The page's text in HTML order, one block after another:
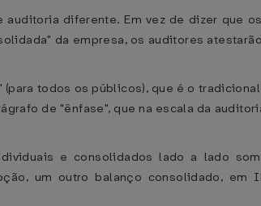
diferente. Em vez de dizer que
da empresa, os auditores
todos os públicos), que é o
de "ênfase", que na escala da
e consolidados lado a lado
um outro balanço consolidado, em